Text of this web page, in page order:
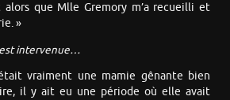
alors que Mlle Gremory m’a recueilli et
»
est intervenue…
vraiment une mamie gênante bien
il y ait eu une période où elle avait